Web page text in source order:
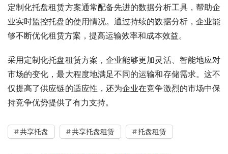
定制化托盘租赁方案通常配备先进的数据分析工具，帮助企
业实时监控托盘的使用情况。通过持续的数据分析，企业能
够不断优化租赁方案，提高运输效率和成本效益。
采用定制化托盘租赁方案，企业能够更加灵活、智能地应对
市场的变化，最大程度地满足不同的运输和存储需求。这不
仅提高了供应链的适应性，还为企业在竞争激烈的市场中保
持竞争优势提供了有力支持。
共享托盘 共享托盘租赁 托盘租赁